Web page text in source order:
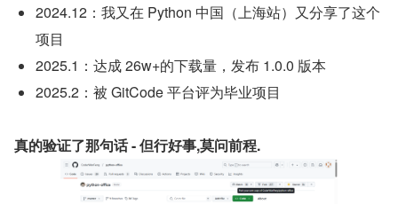
2024.12：我又在 Python 中国（上海站）又分享了这个
项目
2025.1：达成 26w+的下载量，发布 1.0.0 版本
2025.2：被 GitCode 平台评为毕业项目
真的验证了那句话 - 但行好事,莫问前程.